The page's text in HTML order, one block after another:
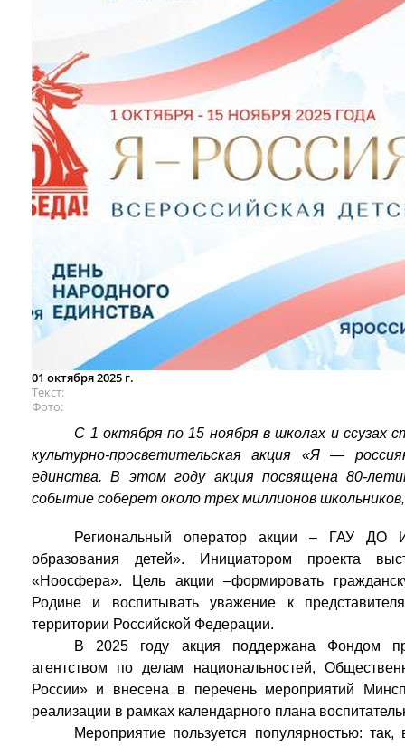
01 октября 2025 г.
Текст
Фото
С 1 октября по 15 ноября в школах и ссузах
культурно-просветительская акция «Я —
единства. В этом году акция посвящена 80-
событие соберет около трех миллионов
Региональный оператор акции – ГАУ ДО
образования детей». Инициатором проекта
«Ноосфера». Цель акции –формировать
Родине и воспитывать уважение к
территории Российской Федерации.
В 2025 году акция поддержана Фондом
агентством по делам национальностей,
России» и внесена в перечень мероприятий
реализации в рамках календарного плана
Мероприятие пользуется популярностью: